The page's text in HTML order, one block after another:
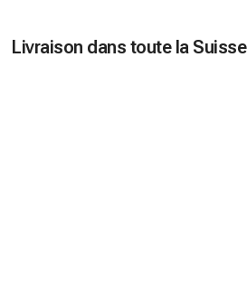
Livraison dans toute la Suisse